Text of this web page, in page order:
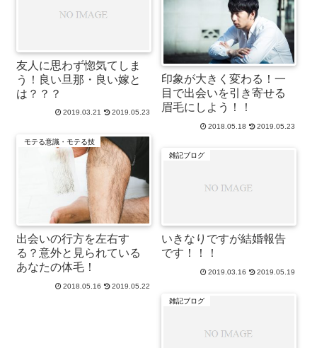
友人に思わず惚気てしま
う！良い旦那・良い嫁と
は？？？
2019.03.21 2019.05.23
印象が大きく変わる！一
目で出会いを引き寄せる
眉毛にしよう！！
2018.05.18 2019.05.23
モテる意識・モテる技
出会いの行方を左右す
る？意外と見られている
あなたの体毛！
2018.05.16 2019.05.22
雑記ブログ
いきなりですが結婚報告
です！！！
2019.03.16 2019.05.19
雑記ブログ